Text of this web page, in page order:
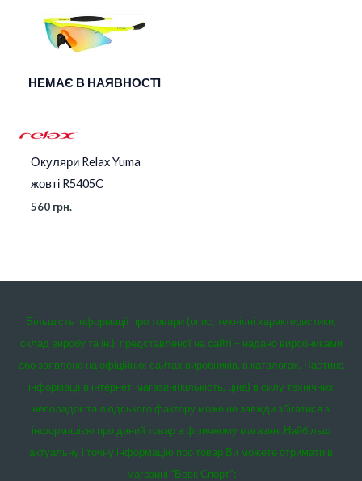
НЕМАЄ В НАЯВНОСТІ
Окуляри Relax Yuma
жовті R5405C
560 грн.
Більшість інформації про товари (опис, технічні характеристики,
склад виробу та ін.), представленої на сайті – надано виробниками
або заявлено на офіційних сайтах виробників, в каталогах. Частина
інформації в інтернет-магазині(кількість, ціна) в силу технічних
неполадок та людського фактору може не завжди збігатися з
інформацією про даний товар в фізичному магазині.Найбільш
актуальну і точну інформацію про товар Ви можете отримати в
магазині “Вовк Спорт”: